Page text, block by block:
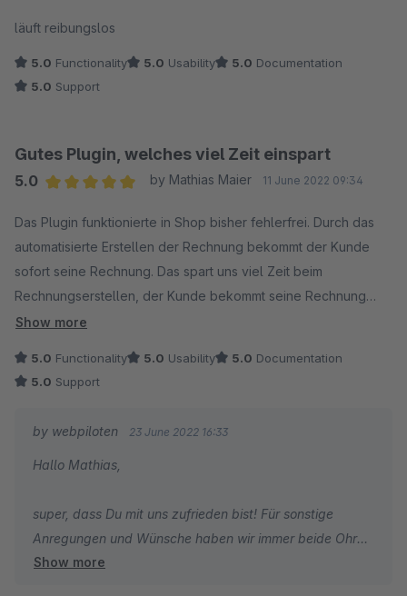
läuft reibungslos
5.0 Functionality 5.0 Usability 5.0 Documentation
5.0 Support
Gutes Plugin, welches viel Zeit einspart
5.0
by Mathias Maier 11 June 2022 09:34
Das Plugin funktionierte in Shop bisher fehlerfrei. Durch das
automatisierte Erstellen der Rechnung bekommt der Kunde
sofort seine Rechnung. Das spart uns viel Zeit beim
Rechnungserstellen, der Kunde bekommt seine Rechnung
sofort und der Versand der Rechnung kann nicht
Die Vorteile sind unserer Meinung nach ihr Geld wert.
Show more
5.0 Functionality 5.0 Usability 5.0 Documentation
5.0 Support
by webpiloten 23 June 2022 16:33
Hallo Mathias,
super, dass Du mit uns zufrieden bist! Für sonstige
Anregungen und Wünsche haben wir immer beide Ohren
offen.
Show more